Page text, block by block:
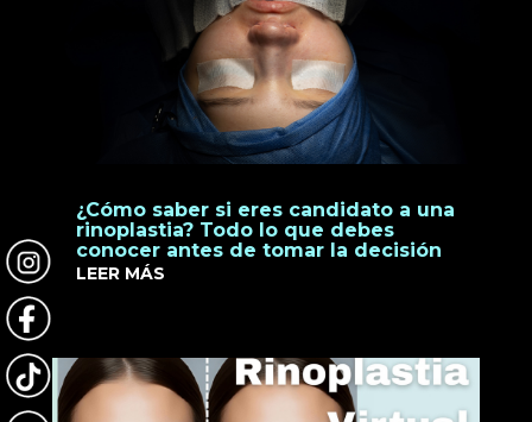
¿Cómo saber si eres candidato a una
rinoplastia? Todo lo que debes
conocer antes de tomar la decisión
LEER MÁS